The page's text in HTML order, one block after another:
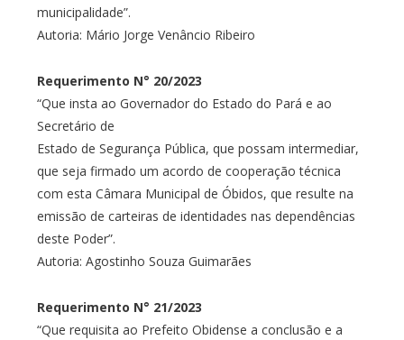
municipalidade”.
Autoria: Mário Jorge Venâncio Ribeiro
Requerimento N° 20/2023
“Que insta ao Governador do Estado do Pará e ao
Secretário de
Estado de Segurança Pública, que possam intermediar,
que seja firmado um acordo de cooperação técnica
com esta Câmara Municipal de Óbidos, que resulte na
emissão de carteiras de identidades nas dependências
deste Poder”.
Autoria: Agostinho Souza Guimarães
Requerimento N° 21/2023
“Que requisita ao Prefeito Obidense a conclusão e a